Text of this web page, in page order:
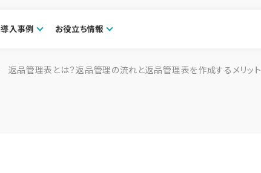
導入事例 お役立ち情報
返品管理表とは？返品管理の流れと返品管理表を作成するメリット